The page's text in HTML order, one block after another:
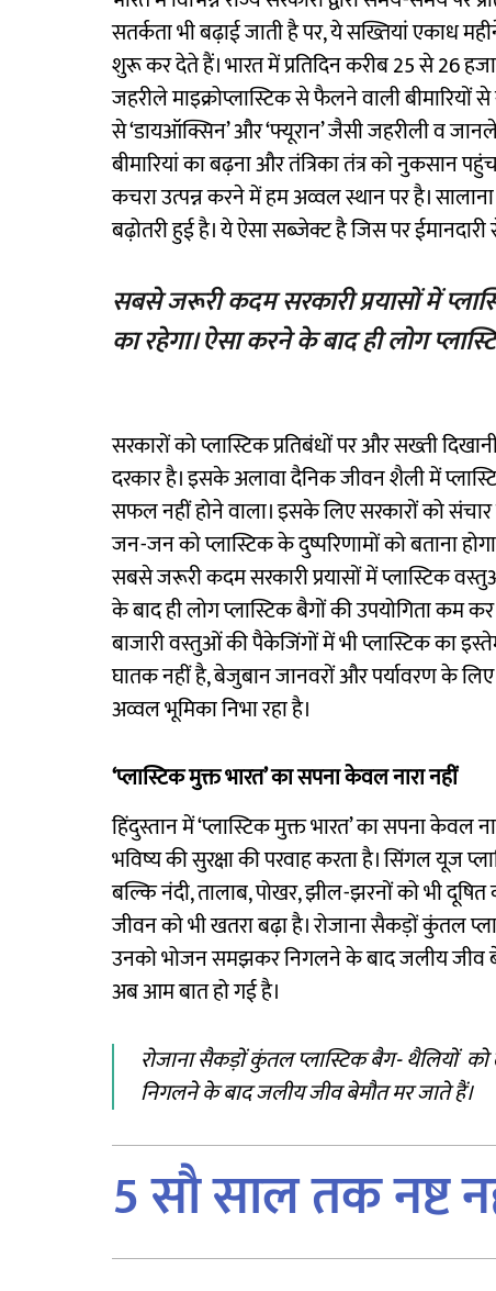
सतर्कता भी बढ़ाई जाती है पर, ये सख्तियां एकाध
शुरू कर देते हैं। भारत में प्रतिदिन करीब 25 से 26
जहरीले माइक्रोप्लास्टिक से फैलने वाली बीमारियों
से ‘डायऑक्सिन’ और ‘फ्यूरान’ जैसी जहरीली व
बीमारियां का बढ़ना और तंत्रिका तंत्र को नुकसान
कचरा उत्पन्न करने में हम अव्वल स्थान पर है।
बढ़ोतरी हुई है। ये ऐसा सब्जेक्ट है जिस पर ईमानदारी
सबसे जरूरी कदम सरकारी प्रयासों में
का रहेगा। ऐसा करने के बाद ही लोग
सरकारों को प्लास्टिक प्रतिबंधों पर और सख्ती
दरकार है। इसके अलावा दैनिक जीवन शैली में
सफल नहीं होने वाला। इसके लिए सरकारों को संचार
जन-जन को प्लास्टिक के दुष्परिणामों को बताना
सबसे जरूरी कदम सरकारी प्रयासों में प्लास्टिक
के बाद ही लोग प्लास्टिक बैगों की उपयोगिता कम
बाजारी वस्तुओं की पैकेजिंगों में भी प्लास्टिक का
घातक नहीं है, बेजुबान जानवरों और पर्यावरण के
अव्वल भूमिका निभा रहा है।
‘प्लास्टिक मुक्त भारत’ का सपना केवल नारा नहीं
हिंदुस्तान में ‘प्लास्टिक मुक्त भारत’ का सपना केवल
भविष्य की सुरक्षा की परवाह करता है। सिंगल यूज
बल्कि नंदी, तालाब, पोखर, झील-झरनों को भी
जीवन को भी खतरा बढ़ा है। रोजाना सैकड़ों कुंतल
उनको भोजन समझकर निगलने के बाद जलीय जीव
अब आम बात हो गई है।
रोजाना सैकड़ों कुंतल प्लास्टिक बैग- थैलियों
निगलने के बाद जलीय जीव बेमौत मर जाते हैं।
5 सौ साल तक नष्ट